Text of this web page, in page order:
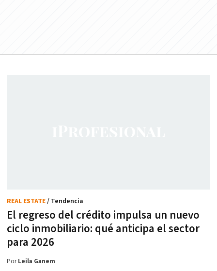
El regreso del crédito impulsa un nuevo
ciclo inmobiliario: qué anticipa el sector
para 2026
REAL ESTATE/ Tendencia
PorLeila Ganem